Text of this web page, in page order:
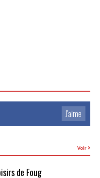
J'aime
Voir
de Foug